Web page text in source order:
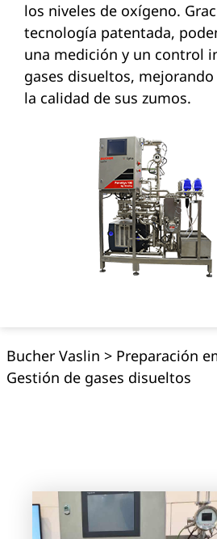
los niveles de oxígeno.
tecnología patentada,
una medición y un control
gases disueltos,
la calidad de sus zumos.
Bucher Vaslin > Preparación
Gestión de gases disueltos